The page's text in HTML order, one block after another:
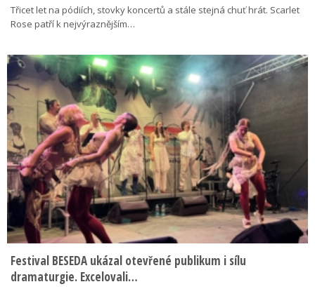
Třicet let na pódiích, stovky koncertů a stále stejná chuť hrát. Scarlet
Rose patří k nejvýraznějším…
Festival BESEDA ukázal otevřené publikum i sílu
dramaturgie. Excelovali…